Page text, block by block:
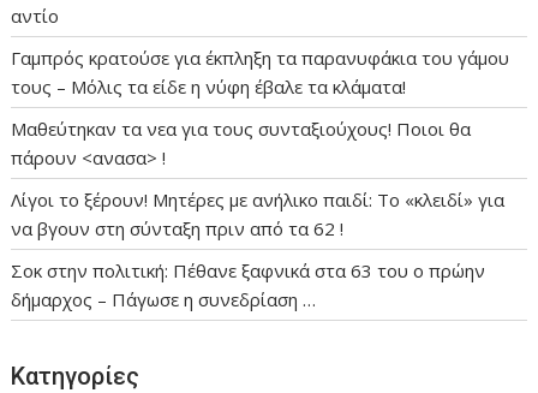
αντίο
Γαμπρός κρατούσε για έκπληξη τα παρανυφάκια του γάμου
τους – Μόλις τα είδε η νύφη έβαλε τα κλάματα!
Μαθεύτηκαν τα νεα για τους συνταξιούχους! Ποιοι θα
πάρουν <ανασα> !
Λίγοι το ξέρουν! Μητέρες με ανήλικο παιδί: Το «κλειδί» για
να βγουν στη σύνταξη πριν από τα 62 !
Σοκ στην πολιτική: Πέθανε ξαφνικά στα 63 του ο πρώην
δήμαρχος – Πάγωσε η συνεδρίαση …
Kατηγορίες